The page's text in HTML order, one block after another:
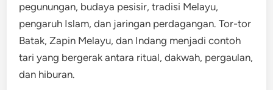
pegunungan, budaya pesisir, tradisi Melayu,
pengaruh Islam, dan jaringan perdagangan. Tor-tor
Batak, Zapin Melayu, dan Indang menjadi contoh
tari yang bergerak antara ritual, dakwah, pergaulan,
dan hiburan.